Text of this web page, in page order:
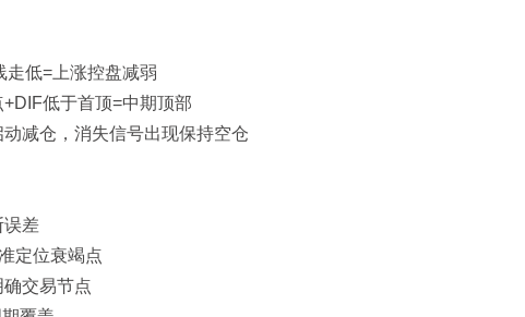
走低=上涨控盘减弱
低于首顶=中期顶部
减仓，消失信号出现保持空仓
误差
定位衰竭点
交易节点